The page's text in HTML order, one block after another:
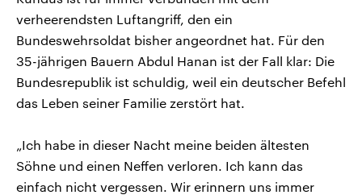
verheerendsten Luftangriff, den ein
Bundeswehrsoldat bisher angeordnet hat. Für den
35-jährigen Bauern Abdul Hanan ist der Fall klar: Die
Bundesrepublik ist schuldig, weil ein deutscher Befehl
das Leben seiner Familie zerstört hat.
„Ich habe in dieser Nacht meine beiden ältesten
Söhne und einen Neffen verloren. Ich kann das
einfach nicht vergessen. Wir erinnern uns immer